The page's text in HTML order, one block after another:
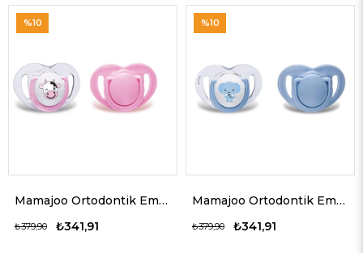
Mamajoo Ortodontik Emzik Seti 6 Ay+ Pembe & İnek | İkili, Silikon, Damaklı
₺341,91
₺379,90
%10
Mamajoo Ortodontik Emzik Seti 6 Ay+ Mavi & Fil | İkili, Silikon, Damaklı
₺341,91
₺379,90
%10